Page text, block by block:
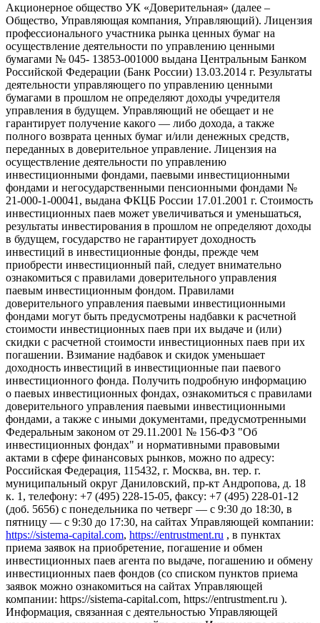
Акционерное общество УК «Доверительная» (далее –
Общество, Управляющая компания, Управляющий). Лицензия
профессионального участника рынка ценных бумаг на
осуществление деятельности по управлению ценными
бумагами № 045- 13853-001000 выдана Центральным Банком
Российской Федерации (Банк России) 13.03.2014 г. Результаты
деятельности управляющего по управлению ценными
бумагами в прошлом не определяют доходы учредителя
управления в будущем. Управляющий не обещает и не
гарантирует получение какого — либо дохода, а также
полного возврата ценных бумаг и/или денежных средств,
переданных в доверительное управление. Лицензия на
осуществление деятельности по управлению
инвестиционными фондами, паевыми инвестиционными
фондами и негосударственными пенсионными фондами №
21-000-1-00041, выдана ФКЦБ России 17.01.2001 г. Стоимость
инвестиционных паев может увеличиваться и уменьшаться,
результаты инвестирования в прошлом не определяют доходы
в будущем, государство не гарантирует доходность
инвестиций в инвестиционные фонды, прежде чем
приобрести инвестиционный пай, следует внимательно
ознакомиться с правилами доверительного управления
паевым инвестиционным фондом. Правилами
доверительного управления паевыми инвестиционными
фондами могут быть предусмотрены надбавки к расчетной
стоимости инвестиционных паев при их выдаче и (или)
скидки с расчетной стоимости инвестиционных паев при их
погашении. Взимание надбавок и скидок уменьшает
доходность инвестиций в инвестиционные паи паевого
инвестиционного фонда. Получить подробную информацию
о паевых инвестиционных фондах, ознакомиться с правилами
доверительного управления паевыми инвестиционными
фондами, а также с иными документами, предусмотренными
Федеральным законом от 29.11.2001 № 156-ФЗ "Об
инвестиционных фондах" и нормативными правовыми
актами в сфере финансовых рынков, можно по адресу:
Российская Федерация, 115432, г. Москва, вн. тер. г.
муниципальный округ Даниловский, пр-кт Андропова, д. 18
к. 1, телефону: +7 (495) 228-15-05, факсу: +7 (495) 228-01-12
(доб. 5656) с понедельника по четверг — c 9:30 до 18:30, в
пятницу — с 9:30 до 17:30, на сайтах Управляющей компании:
https://sistema-capital.com, https://entrustment.ru , в пунктах
приема заявок на приобретение, погашение и обмен
инвестиционных паев агента по выдаче, погашению и обмену
инвестиционных паев фондов (со списком пунктов приема
заявок можно ознакомиться на сайтах Управляющей
компании: https://sistema-capital.com, https://entrustment.ru ).
Информация, связанная с деятельностью Управляющей